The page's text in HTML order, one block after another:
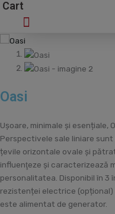
Cart
Oasi
Ușoare, minimale și esențiale,
Perspectivele sale liniare
țevile orizontale ovale și
influenţeze şi caracterizează
personalitatea. Disponibil în 3
rezistenței electrice
este alimentat de generator.